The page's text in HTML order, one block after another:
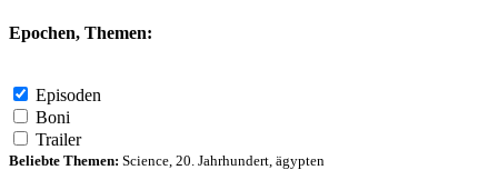
Epochen, Themen:
Episoden
Boni
Trailer
Beliebte Themen: Science 20. Jahrhundert ägypten